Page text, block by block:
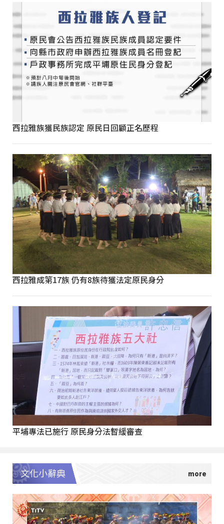
西拉雅族獲民族認定 原民日回顧正名歷程
西拉雅成第17族 仍有8族待獲法定原民身分
平埔專法已施行 原民身分法暫緩審查
文化小辭典